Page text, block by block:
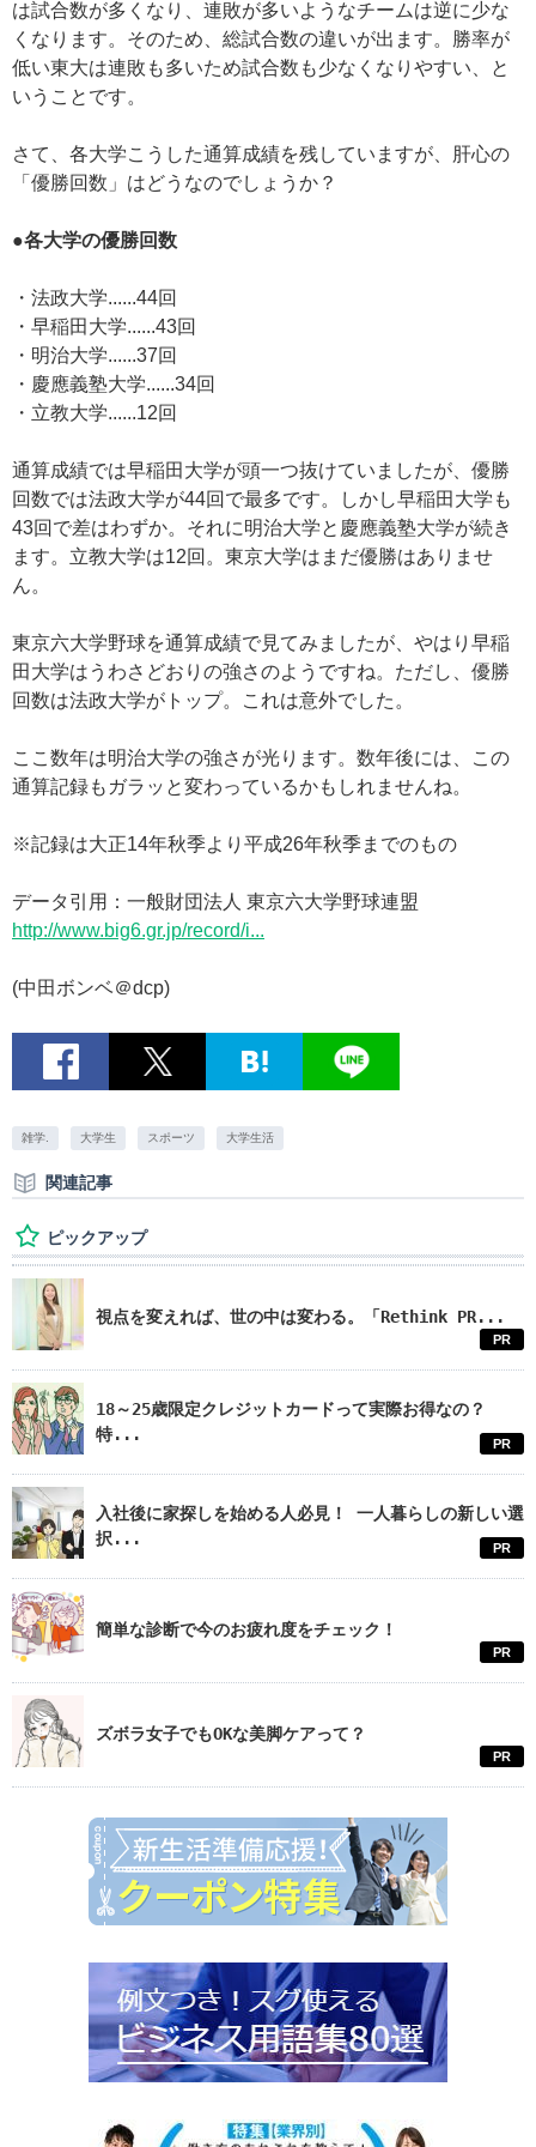
は試合数が多くなり、連敗が多いようなチームは逆に少な
くなります。そのため、総試合数の違いが出ます。勝率が
低い東大は連敗も多いため試合数も少なくなりやすい、と
いうことです。
さて、各大学こうした通算成績を残していますが、肝心の
「優勝回数」はどうなのでしょうか？
●各大学の優勝回数
・法政大学......44回
・早稲田大学......43回
・明治大学......37回
・慶應義塾大学......34回
・立教大学......12回
通算成績では早稲田大学が頭一つ抜けていましたが、優勝
回数では法政大学が44回で最多です。しかし早稲田大学も
43回で差はわずか。それに明治大学と慶應義塾大学が続き
ます。立教大学は12回。東京大学はまだ優勝はありませ
ん。
東京六大学野球を通算成績で見てみましたが、やはり早稲
田大学はうわさどおりの強さのようですね。ただし、優勝
回数は法政大学がトップ。これは意外でした。
ここ数年は明治大学の強さが光ります。数年後には、この
通算記録もガラッと変わっているかもしれませんね。
※記録は大正14年秋季より平成26年秋季までのもの
データ引用：一般財団法人 東京六大学野球連盟
http://www.big6.gr.jp/record/i...
(中田ボンベ＠dcp)
雑学. 大学生 スポーツ 大学生活
関連記事
ピックアップ
視点を変えれば、世の中は変わる。「Rethink PR...
PR
18～25歳限定クレジットカードって実際お得なの？
特...
PR
入社後に家探しを始める人必見！ 一人暮らしの新しい選
択...
PR
簡単な診断で今のお疲れ度をチェック！
PR
ズボラ女子でもOKな美脚ケアって？
PR